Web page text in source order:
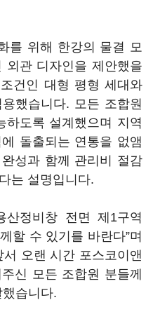
를 위해 한강의 물결 모
외관 디자인을 제안했을
건인 대형 평형 세대와
했습니다. 모든 조합원
도록 설계했으며 지역
돌출되는 연통을 없앰
성과 함께 관리비 절감
는 설명입니다.
산정비창 전면 제1구역
할 수 있기를 바란다”며
오랜 시간 포스코이앤
신 모든 조합원 분들께
습니다.